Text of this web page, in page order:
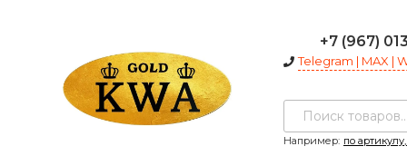
+7 (967)
Telegram | MAX |
Например: по